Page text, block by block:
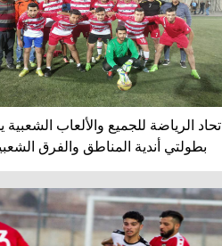
اتحاد الرياضة للجميع والألعاب الشعبية
بطولتي أندية المناطق والفرق